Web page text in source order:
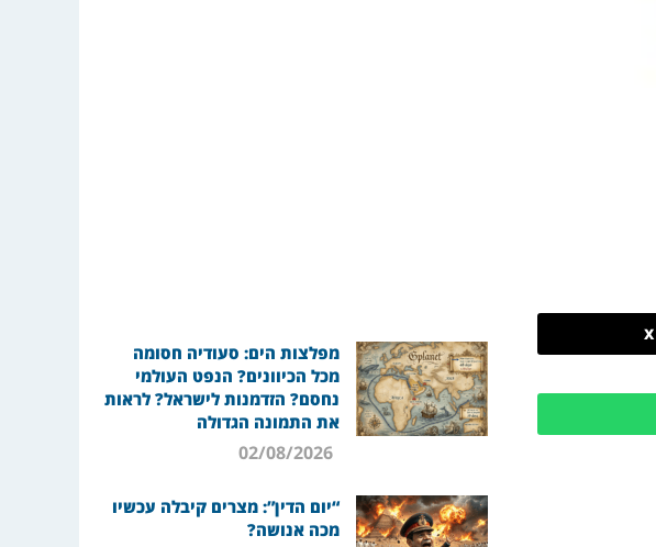
מפלצות הים: סעודיה חסומה
מכל הכיוונים? הנפט העולמי
נחסם? הזדמנות לישראל? לראות
את התמונה הגדולה
02/08/2026
“יום הדין”: מצרים קיבלה עכשיו
מכה אנושה?